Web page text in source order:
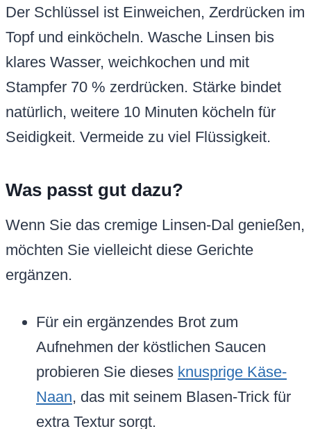
Der Schlüssel ist Einweichen, Zerdrücken im
Topf und einköcheln. Wasche Linsen bis
klares Wasser, weichkochen und mit
Stampfer 70 % zerdrücken. Stärke bindet
natürlich, weitere 10 Minuten köcheln für
Seidigkeit. Vermeide zu viel Flüssigkeit.
Was passt gut dazu?
Wenn Sie das cremige Linsen-Dal genießen,
möchten Sie vielleicht diese Gerichte
ergänzen.
Für ein ergänzendes Brot zum
Aufnehmen der köstlichen Saucen
probieren Sie dieses knusprige Käse-
Naan, das mit seinem Blasen-Trick für
extra Textur sorgt.